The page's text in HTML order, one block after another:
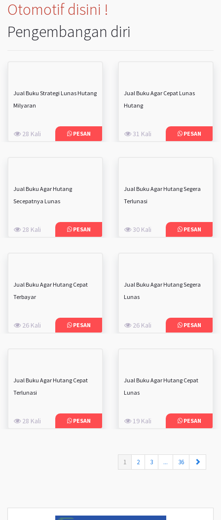
Otomotif disini !
Pengembangan diri
Jual Buku Strategi Lunas Hutang
Milyaran
28 Kali PESAN
Jual Buku Agar Cepat Lunas
Hutang
31 Kali PESAN
Jual Buku Agar Hutang
Secepatnya Lunas
28 Kali PESAN
Jual Buku Agar Hutang Segera
Terlunasi
30 Kali PESAN
Jual Buku Agar Hutang Cepat
Terbayar
26 Kali PESAN
Jual Buku Agar Hutang Segera
Lunas
26 Kali PESAN
Jual Buku Agar Hutang Cepat
Terlunasi
28 Kali PESAN
Jual Buku Agar Hutang Cepat
Lunas
19 Kali PESAN
1 (current)
2 3 ... 36